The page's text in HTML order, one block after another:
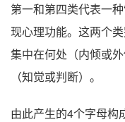
第一和第四类代表一
现心理功能。这两个
集中在何处（内倾或
（知觉或判断）。
由此产生的4个字母构